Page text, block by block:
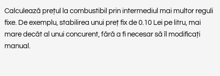
Calculează prețul la combustibil prin intermediul mai multor reguli
fixe. De exemplu, stabilirea unui preț fix de 0.10 Lei pe litru, mai
mare decât al unui concurent, fără a fi necesar să îl modificați
manual.